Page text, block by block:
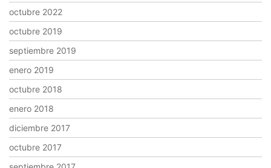
octubre 2022
octubre 2019
septiembre 2019
enero 2019
octubre 2018
enero 2018
diciembre 2017
octubre 2017